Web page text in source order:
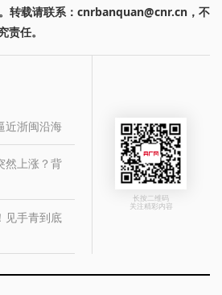
转载请联系：cnrbanquan@cnr.cn，不
任。
近浙闽沿海
然上涨？背
见手青到底
长按二维码
关注精彩内容